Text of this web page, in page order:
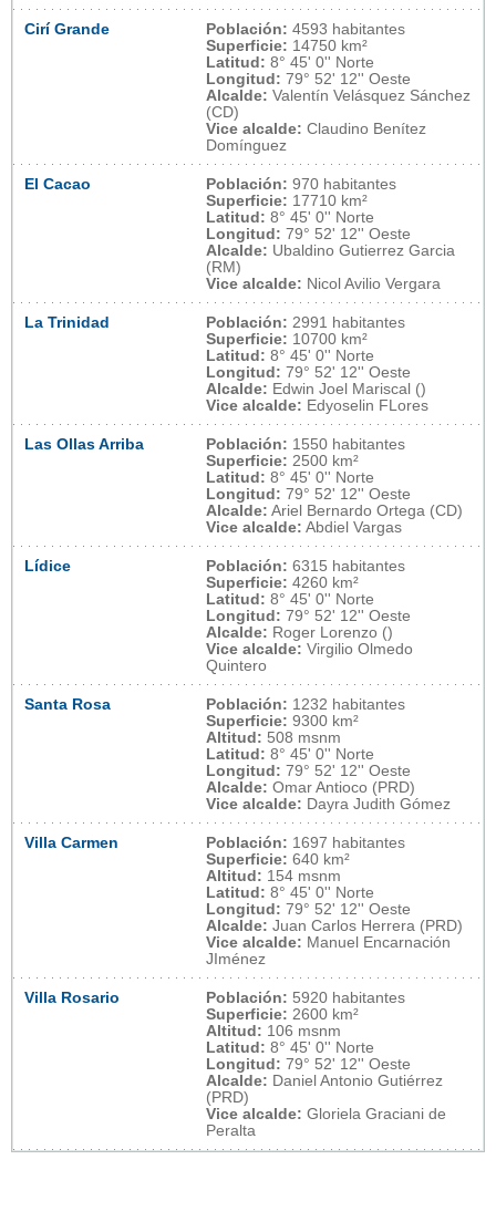
Cirí Grande Población: 4593 habitantes
Superficie: 14750 km²
Latitud: 8° 45' 0'' Norte
Longitud: 79° 52' 12'' Oeste
Alcalde: Valentín Velásquez Sánchez
(CD)
Vice alcalde: Claudino Benítez
Domínguez
El Cacao Población: 970 habitantes
Superficie: 17710 km²
Latitud: 8° 45' 0'' Norte
Longitud: 79° 52' 12'' Oeste
Alcalde: Ubaldino Gutierrez Garcia
(RM)
Vice alcalde: Nicol Avilio Vergara
La Trinidad Población: 2991 habitantes
Superficie: 10700 km²
Latitud: 8° 45' 0'' Norte
Longitud: 79° 52' 12'' Oeste
Alcalde: Edwin Joel Mariscal ()
Vice alcalde: Edyoselin FLores
Las Ollas Arriba Población: 1550 habitantes
Superficie: 2500 km²
Latitud: 8° 45' 0'' Norte
Longitud: 79° 52' 12'' Oeste
Alcalde: Ariel Bernardo Ortega (CD)
Vice alcalde: Abdiel Vargas
Lídice Población: 6315 habitantes
Superficie: 4260 km²
Latitud: 8° 45' 0'' Norte
Longitud: 79° 52' 12'' Oeste
Alcalde: Roger Lorenzo ()
Vice alcalde: Virgilio Olmedo
Quintero
Santa Rosa Población: 1232 habitantes
Superficie: 9300 km²
Altitud: 508 msnm
Latitud: 8° 45' 0'' Norte
Longitud: 79° 52' 12'' Oeste
Alcalde: Omar Antioco (PRD)
Vice alcalde: Dayra Judith Gómez
Villa Carmen Población: 1697 habitantes
Superficie: 640 km²
Altitud: 154 msnm
Latitud: 8° 45' 0'' Norte
Longitud: 79° 52' 12'' Oeste
Alcalde: Juan Carlos Herrera (PRD)
Vice alcalde: Manuel Encarnación
JIménez
Villa Rosario Población: 5920 habitantes
Superficie: 2600 km²
Altitud: 106 msnm
Latitud: 8° 45' 0'' Norte
Longitud: 79° 52' 12'' Oeste
Alcalde: Daniel Antonio Gutiérrez
(PRD)
Vice alcalde: Gloriela Graciani de
Peralta